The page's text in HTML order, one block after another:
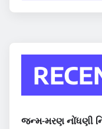
જન્મ-મરણ નોંધણી